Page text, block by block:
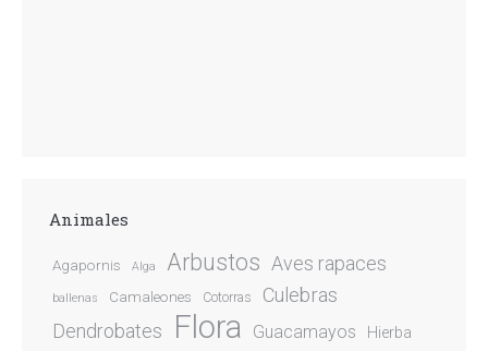
Animales
Agapornis Alga Arbustos Aves rapaces
ballenas Camaleones Cotorras Culebras
Dendrobates Flora Guacamayos Hierba